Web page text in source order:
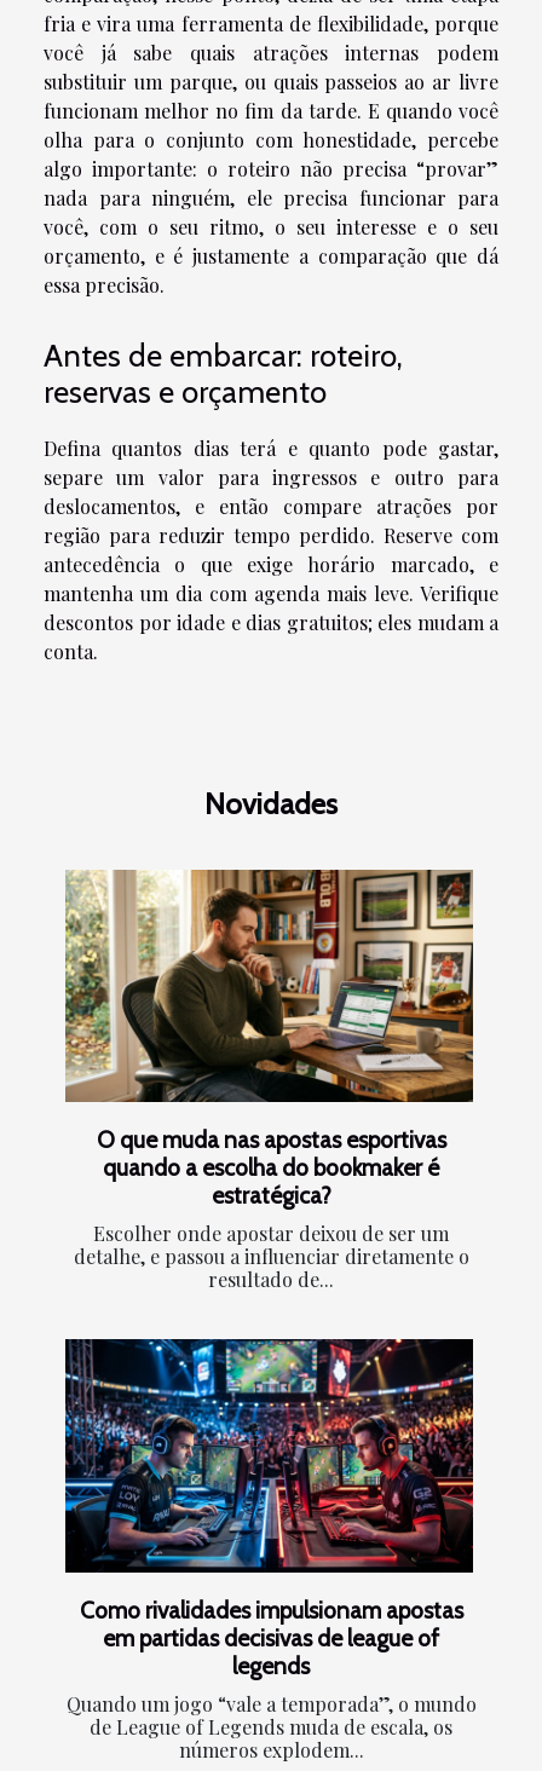
fria e vira uma ferramenta de flexibilidade, porque
você já sabe quais atrações internas podem
substituir um parque, ou quais passeios ao ar livre
funcionam melhor no fim da tarde. E quando você
olha para o conjunto com honestidade, percebe
algo importante: o roteiro não precisa “provar”
nada para ninguém, ele precisa funcionar para
você, com o seu ritmo, o seu interesse e o seu
orçamento, e é justamente a comparação que dá
essa precisão.
Antes de embarcar: roteiro,
reservas e orçamento
Defina quantos dias terá e quanto pode gastar,
separe um valor para ingressos e outro para
deslocamentos, e então compare atrações por
região para reduzir tempo perdido. Reserve com
antecedência o que exige horário marcado, e
mantenha um dia com agenda mais leve. Verifique
descontos por idade e dias gratuitos; eles mudam a
conta.
Novidades
O que muda nas apostas esportivas
quando a escolha do bookmaker é
estratégica?
Escolher onde apostar deixou de ser um
detalhe, e passou a influenciar diretamente o
resultado de...
Como rivalidades impulsionam apostas
em partidas decisivas de league of
legends
Quando um jogo “vale a temporada”, o mundo
de League of Legends muda de escala, os
números explodem...